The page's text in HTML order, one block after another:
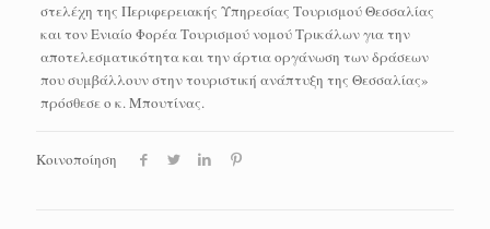
στελέχη της Περιφερειακής Υπηρεσίας Τουρισμού Θεσσαλίας
και τον Ενιαίο Φορέα Τουρισμού νομού Τρικάλων για την
αποτελεσματικότητα και την άρτια οργάνωση των δράσεων
που συμβάλλουν στην τουριστική ανάπτυξη της Θεσσαλίας»
πρόσθεσε ο κ. Μπουτίνας.
Κοινοποίηση